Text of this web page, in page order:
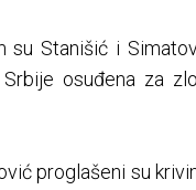
su Stanišić i
Srbije osuđena za
proglašeni su